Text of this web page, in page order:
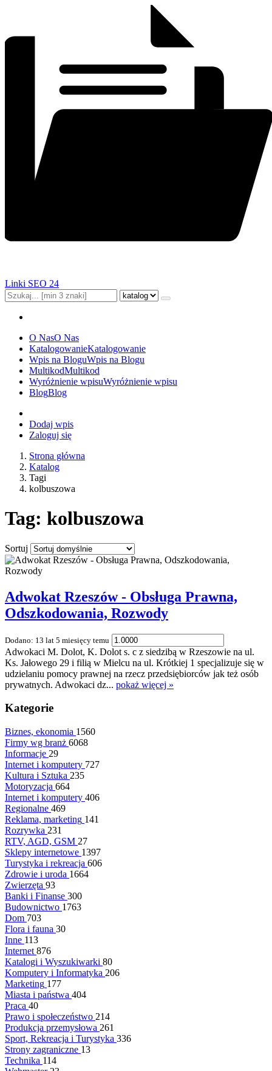
Linki SEO 24
O NasO Nas
KatalogowanieKatalogowanie
Wpis na BloguWpis na Blogu
MultikodMultikod
Wyróżnienie wpisuWyróżnienie wpisu
BlogBlog
Dodaj wpis
Zaloguj się
Strona główna
Katalog
Tagi
kolbuszowa
Tag: kolbuszowa
Sortuj
Adwokat Rzeszów - Obsługa Prawna,
Odszkodowania, Rozwody
Dodano: 13 lat 5 miesięcy temu
Adwokaci M. Dolot, K. Dolot s. c z siedzibą w Rzeszowie na ul.
Ks. Jałowego 29 i filią w Mielcu na ul. Krótkiej 1 specjalizuje się w
udzielaniu pomocy prawnej na rzecz przedsiębiorców jak też osób
prywatnych. Adwokaci dz... pokaż więcej »
Kategorie
Biznes, ekonomia 1560
Firmy wg branż 6068
Informacje 29
Internet i komputery 727
Kultura i Sztuka 235
Motoryzacja 664
Internet i komputery 406
Regionalne 469
Reklama, marketing 141
Rozrywka 231
RTV, AGD, GSM 27
Sklepy internetowe 1397
Turystyka i rekreacja 606
Zdrowie i uroda 1664
Zwierzęta 93
Banki i Finanse 300
Budownictwo 1763
Dom 703
Flora i fauna 30
Inne 113
Internet 876
Katalogi i Wyszukiwarki 80
Komputery i Informatyka 206
Marketing 177
Miasta i państwa 404
Praca 40
Prawo i społeczeństwo 214
Produkcja przemysłowa 261
Sport, Rekreacja i Turystyka 336
Strony zagraniczne 13
Technika 114